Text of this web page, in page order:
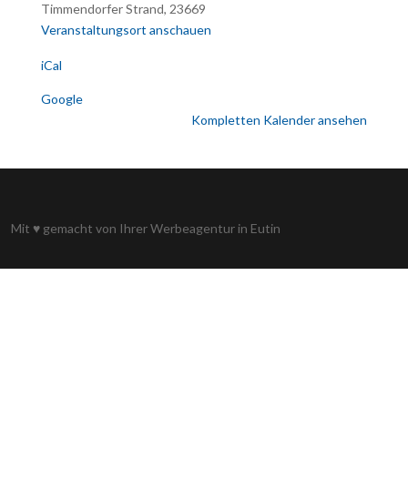
Timmendorfer Strand, 23669
Veranstaltungsort anschauen
iCal
Google
Kompletten Kalender ansehen
Mit ♥ gemacht von IhrerWerbeagentur in Eutin